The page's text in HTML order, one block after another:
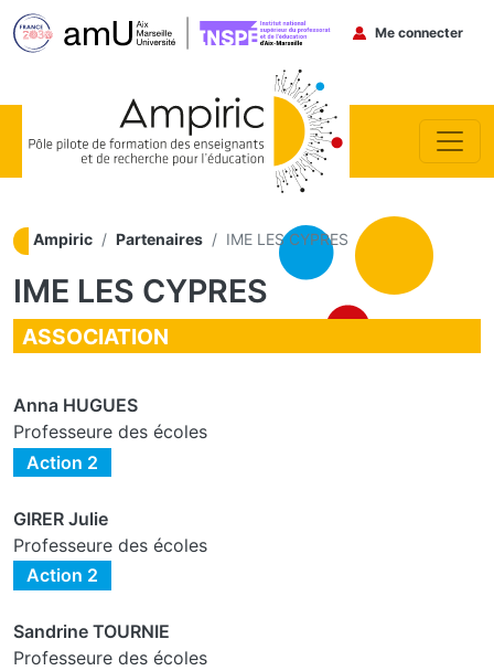
Menu du
Me connecter
Ampiric Partenaires IME LES CYPRES
IME LES CYPRES
ASSOCIATION
Anna HUGUES
Professeure des écoles
Action 2
GIRER Julie
Professeure des écoles
Action 2
Sandrine TOURNIE
Professeure des écoles